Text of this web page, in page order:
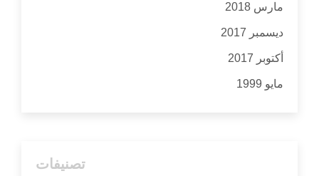
مارس 2018
ديسمبر 2017
أكتوبر 2017
مايو 1999
تصنيفات